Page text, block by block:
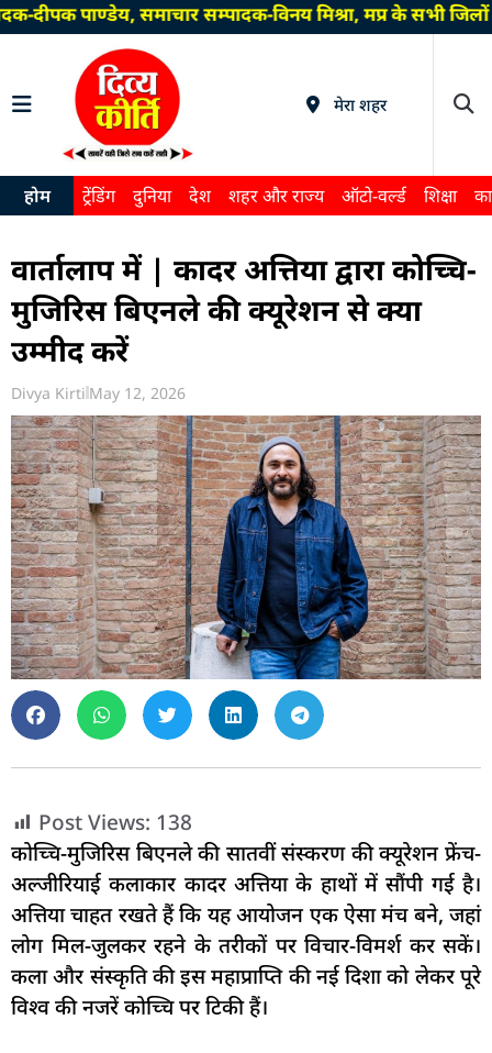
दीपक पाण्डेय, समाचार सम्पादक-विनय मिश्रा, मप्र के सभी
मेरा शहर
होम ट्रेंडिंग दुनिया देश शहर और राज्य ऑटो-वर्ल्ड शिक्षा
वार्तालाप में | कादर अत्तिया द्वारा कोच्चि-
मुजिरिस बिएनले की क्यूरेशन से क्या
उम्मीद करें
Divya Kirti May 12, 2026
Post Views: 138
कोच्चि-मुजिरिस बिएनले की सातवीं संस्करण की क्यूरेशन फ्रेंच-
अल्जीरियाई कलाकार कादर अत्तिया के हाथों में सौंपी गई है।
अत्तिया चाहत रखते हैं कि यह आयोजन एक ऐसा मंच बने, जहां
लोग मिल-जुलकर रहने के तरीकों पर विचार-विमर्श कर सकें।
कला और संस्कृति की इस महाप्राप्ति की नई दिशा को लेकर पूरे
विश्व की नजरें कोच्चि पर टिकी हैं।